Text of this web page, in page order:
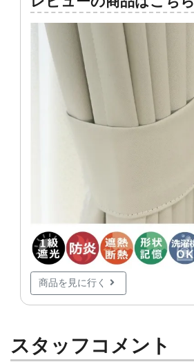
商品を見に行く
スタッフコメント